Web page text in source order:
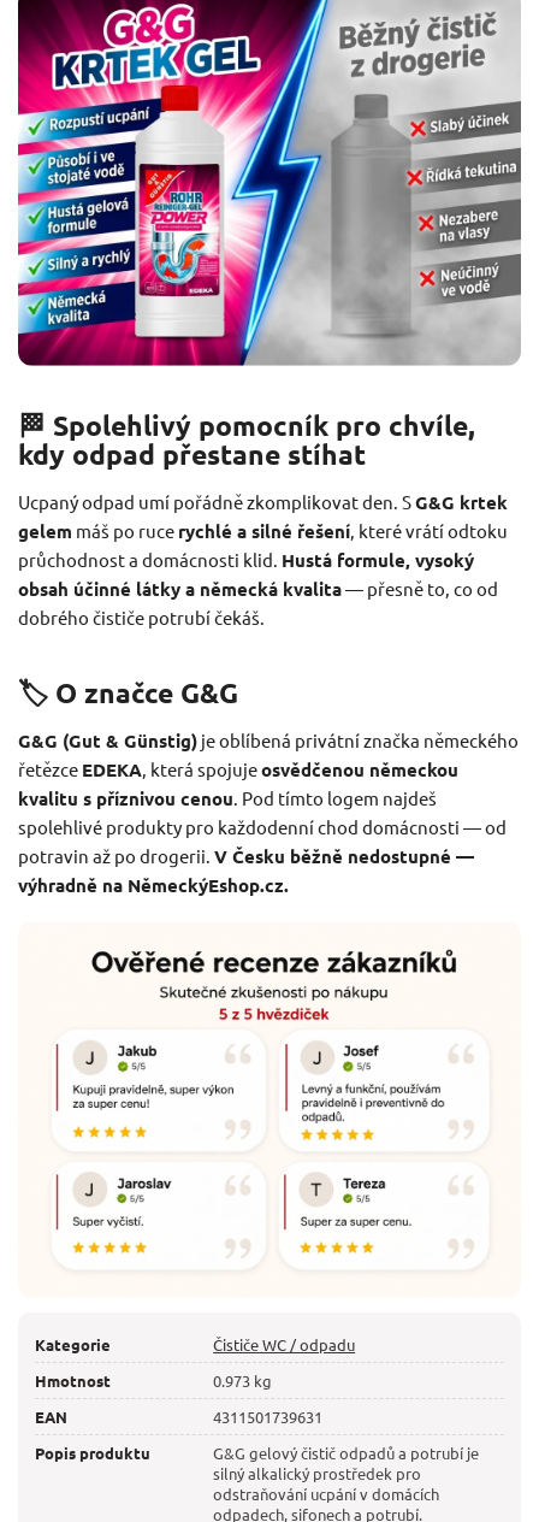
🏁 Spolehlivý pomocník pro chvíle,
kdy odpad přestane stíhat
Ucpaný odpad umí pořádně zkomplikovat den. SG&G krtek
gelem máš po ruce rychlé a silné řešení, které vrátí odtoku
průchodnost a domácnosti klid. Hustá formule, vysoký
obsah účinné látky a německá kvalita— přesně to, co od
dobrého čističe potrubí čekáš.
🏷️ O značce G&G
G&G (Gut & Günstig) je oblíbená privátní značka německého
řetězce EDEKA , která spojujeosvědčenou německou
kvalitu s příznivou cenou . Pod tímto logem najdeš
spolehlivé produkty pro každodenní chod domácnosti — od
potravin až po drogerii. V Česku běžně nedostupné —
výhradně na NěmeckýEshop.cz.
Kategorie
Čističe WC / odpadu
Hmotnost
0.973 kg
EAN
4311501739631
Popis produktu
G&G gelový čistič odpadů a potrubí je
silný alkalický prostředek pro
odstraňování ucpání v domácích
odpadech, sifonech a potrubí.